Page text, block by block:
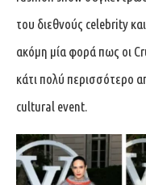
του διεθνούς celebrity
ακόμη μία φορά πως οι
κάτι πολύ περισσότερο
cultural event.